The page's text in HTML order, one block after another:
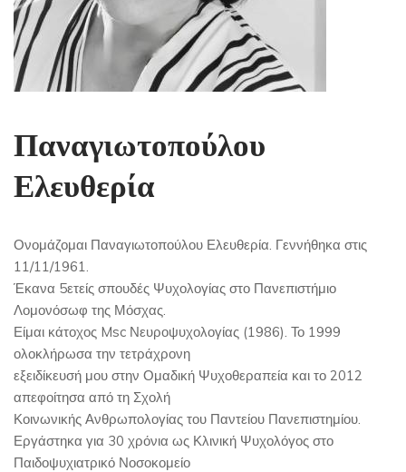
Παναγιωτοπούλου
Ελευθερία
Ονομάζομαι Παναγιωτοπούλου Ελευθερία. Γεννήθηκα στις
11/11/1961.
Έκανα 5ετείς σπουδές Ψυχολογίας στο Πανεπιστήμιο
Λομονόσωφ της Μόσχας.
Είμαι κάτοχος Msc Νευροψυχολογίας (1986). Το 1999
ολοκλήρωσα την τετράχρονη
εξειδίκευσή μου στην Ομαδική Ψυχοθεραπεία και το 2012
απεφοίτησα από τη Σχολή
Κοινωνικής Ανθρωπολογίας του Παντείου Πανεπιστημίου.
Εργάστηκα για 30 χρόνια ως Κλινική Ψυχολόγος στο
Παιδοψυχιατρικό Νοσοκομείο